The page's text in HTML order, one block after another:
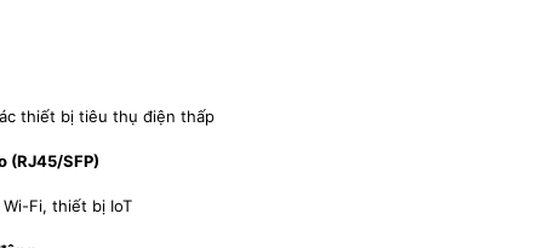
thiết bị tiêu thụ điện thấp
(RJ45/SFP)
Wi-Fi, thiết bị IoT